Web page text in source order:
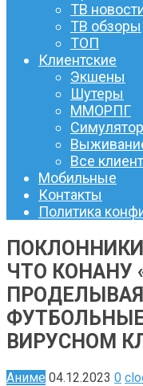
ТВ
ТВ обзоры
ТОП
Клиентские
Экшены
Шутеры
ММОРПГ
Все
Мобильные
Контакты
Политика
ЧТО КОНАНУ
ВИРУСНОМ
Аниме 04.12.2023 0